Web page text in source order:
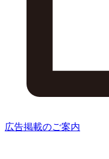
広告掲載のご案内